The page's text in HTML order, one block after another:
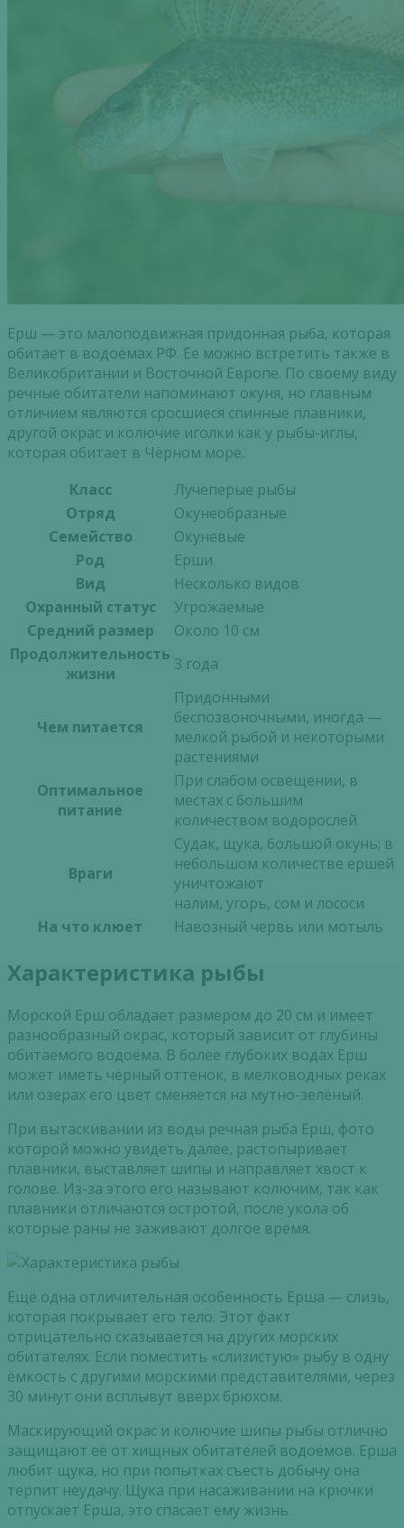
Ерш — это малоподвижная придонная рыба, которая
обитает в водоёмах РФ. Ее можно встретить также в
Великобритании и Восточной Европе. По своему виду
речные обитатели напоминают окуня, но главным
отличием являются сросшиеся спинные плавники,
другой окрас и колючие иголки как у рыбы-иглы,
которая обитает в Чёрном море.
Класс
Лучеперые рыбы
Отряд
Окунеобразные
Семейство
Окуневые
Род
Ерши
Вид
Несколько видов
Охранный статус
Угрожаемые
Средний размер
Около 10 см
Продолжительность
жизни
3 года
Чем питается
Придонными
беспозвоночными, иногда —
мелкой рыбой и некоторыми
растениями
Оптимальное
питание
При слабом освещении, в
местах с большим
количеством водорослей
Враги
Судак, щука, большой окунь; в
небольшом количестве ершей
уничтожают
налим, угорь, сом и лососи
На что клюет
Навозный червь или мотыль
Характеристика рыбы
Морской Ерш обладает размером до 20 см и имеет
разнообразный окрас, который зависит от глубины
обитаемого водоёма. В более глубоких водах Ерш
может иметь чёрный оттенок, в мелководных реках
или озерах его цвет сменяется на мутно-зелёный.
При вытаскивании из воды речная рыба Ерш, фото
которой можно увидеть далее, растопыривает
плавники, выставляет шипы и направляет хвост к
голове. Из-за этого его называют колючим, так как
плавники отличаются остротой, после укола об
которые раны не заживают долгое время.
Ещё одна отличительная особенность Ерша — слизь,
которая покрывает его тело. Этот факт
отрицательно сказывается на других морских
обитателях. Если поместить «слизистую» рыбу в одну
ёмкость с другими морскими представителями, через
30 минут они всплывут вверх брюхом.
Маскирующий окрас и колючие шипы рыбы отлично
защищают её от хищных обитателей водоёмов. Ерша
любит щука, но при попытках съесть добычу она
терпит неудачу. Щука при насаживании на крючки
отпускает Ерша, это спасает ему жизнь.